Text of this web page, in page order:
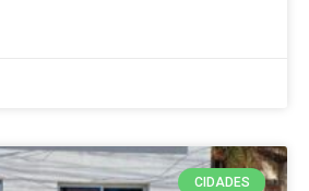
CIDADES